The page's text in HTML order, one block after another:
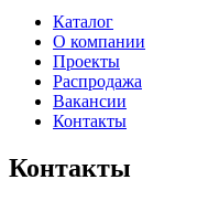
Каталог
О компании
Проекты
Распродажа
Вакансии
Контакты
Контакты